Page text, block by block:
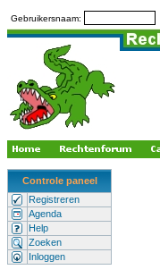
Gebruikersnaam:
Controle paneel
Registreren
Agenda
Help
Zoeken
Inloggen